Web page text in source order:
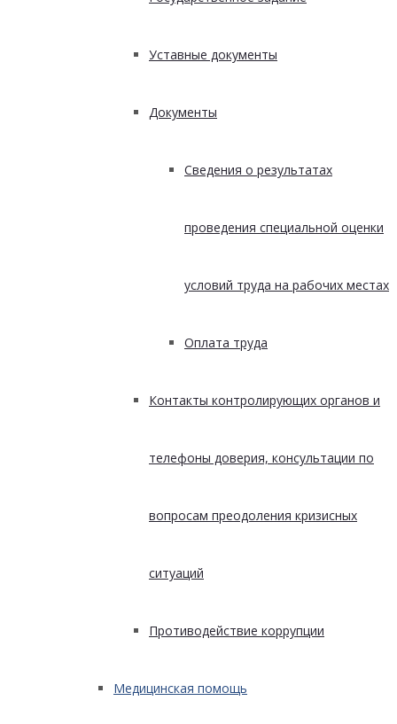
Уставные документы
Документы
Сведения о результатах
проведения специальной оценки
условий труда на рабочих местах
Оплата труда
Контакты контролирующих органов и
телефоны доверия, консультации по
вопросам преодоления кризисных
ситуаций
Противодействие коррупции
Медицинская помощь